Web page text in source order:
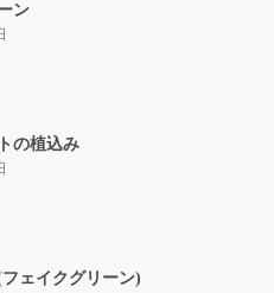
ン
の植込み
ェイクグリーン)